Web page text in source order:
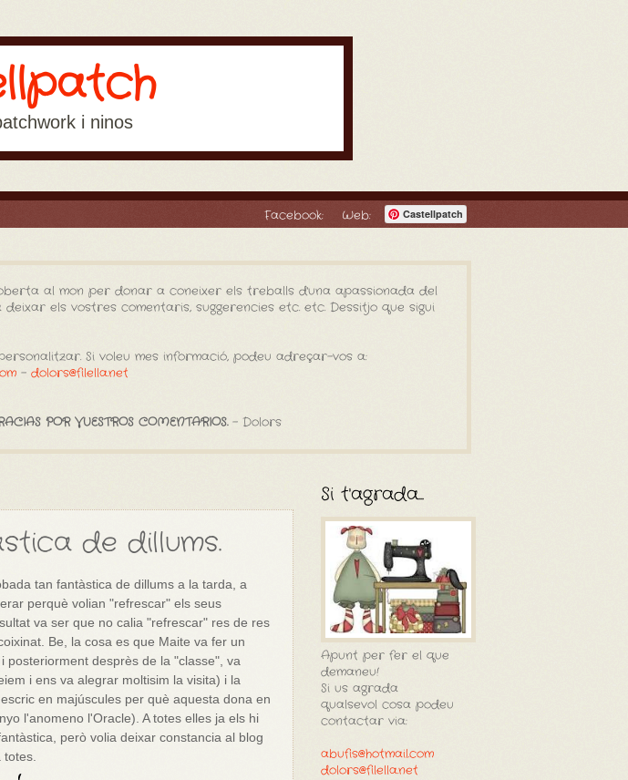
i ninos
Castellpatch
Web:
Facebook:
al mon per donar a coneixer els treballs d'una apassionada del
els vostres comentaris, suggerencies etc. etc. Dessitjo que sigui
Si voleu mes informació, podeu adreçar-vos a:
- dolors@filella.net
POR VUESTROS COMENTARIOS. - Dolors
de dillums.
tan fantàstica de dillums a la tarda, a
perquè volian "refrescar" els seus
va ser que no calia "refrescar" res de res
Be, la cosa es que Maite va fer un
posteriorment desprès de la "classe", va
i ens va alegrar moltisim la visita) i la
en majúscules per què aquesta dona en
l'anomeno l'Oracle). A totes elles ja els hi
però volia deixar constancia al blog
Si t'agrada...
Apunt per fer el que
demaneu!
Si us agrada
qualsevol cosa podeu
contactar via:
abufis@hotmail.com
dolors@filella.net